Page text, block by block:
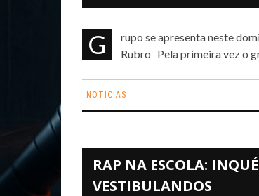
Grupo se apresenta neste domingo (23) na festa de aniversário de 19 anos da torcida Comando Alvi- Rubro Pela primeira vez o
NOTICIAS
RAP NA ESCOLA:
VESTIBULANDOS